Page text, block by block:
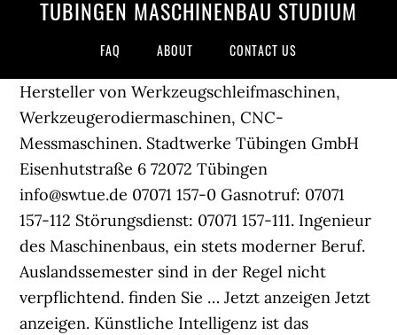
TÜBINGEN MASCHINENBAU STUDIUM
FAQ ABOUT CONTACT US
Hersteller von Werkzeugschleifmaschinen,
Werkzeugerodiermaschinen, CNC-
Messmaschinen. Stadtwerke Tübingen GmbH
Eisenhutstraße 6 72072 Tübingen
info@swtue.de 07071 157-0 Gasnotruf: 07071
157-112 Störungsdienst: 07071 157-111. Ingenieur
des Maschinenbaus, ein stets moderner Beruf.
Auslandssemester sind in der Regel nicht
verpflichtend. finden Sie … Jetzt anzeigen Jetzt
anzeigen. Künstliche Intelligenz ist das